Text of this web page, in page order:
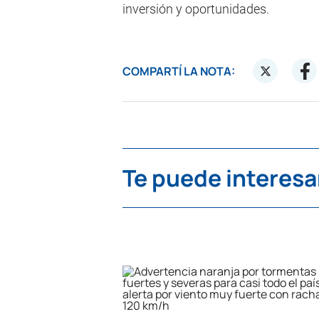
inversión y oportunidades.
COMPARTÍ LA NOTA:
Te puede